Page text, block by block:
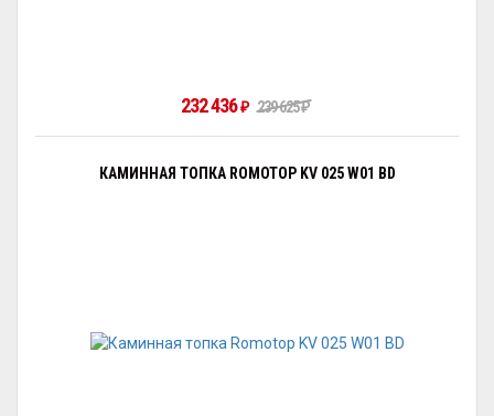
232 436₽ 239 625₽
КАМИННАЯ ТОПКА ROMOTOP KV 025 W01 BD